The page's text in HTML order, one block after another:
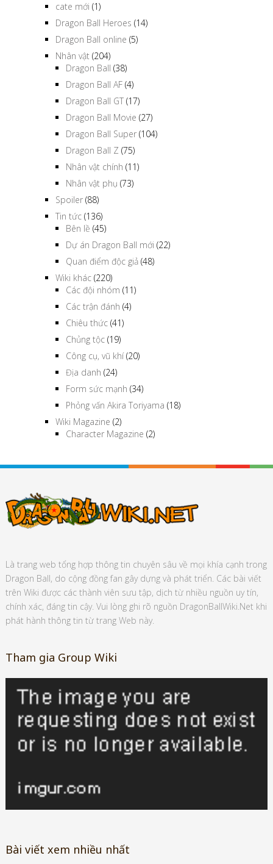
cate mới (1)
Dragon Ball Heroes (14)
Dragon Ball online (5)
Nhân vật (204)
Dragon Ball (38)
Dragon Ball AF (4)
Dragon Ball GT (17)
Dragon Ball Movie (27)
Dragon Ball Super (104)
Dragon Ball Z (75)
Nhân vật chính (11)
Nhân vật phụ (73)
Spoiler (88)
Tin tức (136)
Bên lề (45)
Dự án Dragon Ball mới (22)
Quan điểm độc giả (48)
Wiki khác (220)
Các đội nhóm (11)
Các trận đánh (4)
Chiêu thức (41)
Chủng tộc (19)
Công cụ, vũ khí(20)
Địa danh (24)
Form sức mạnh (34)
Phỏng vấn Akira Toriyama (18)
Wiki Magazine (2)
Character Magazine (2)
Là trang web tổng hợp thông tin chuyên sâu về mọi khía cạnh trong
Dragon Ball, do cộng đồng fan gây dựng và phát triển. Các bài viết
trên Wiki được các thành viên sưu tập, dịch từ nhiều nguồn uy tín,
chính xác, đáng tin cậy. Vui lòng ghi rõ nguồn DragonBallWiki.Net khi
phát hành thông tin từ trang Web này.
Tham gia Group Wiki
Bài viết xem nhiều nhất